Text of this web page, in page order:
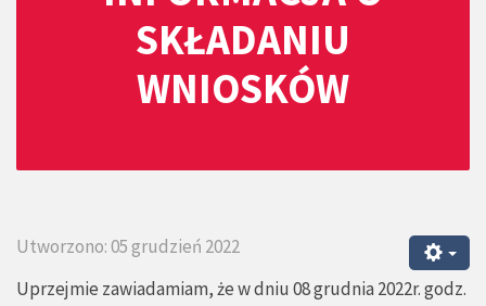
SKŁADANIU
WNIOSKÓW
Utworzono: 05 grudzień 2022
Uprzejmie zawiadamiam, że w dniu 08 grudnia 2022r. godz.